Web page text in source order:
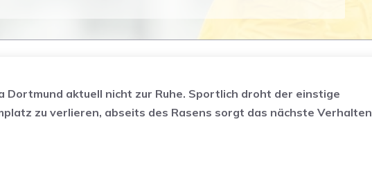
Dortmund aktuell nicht zur Ruhe. Sportlich droht der einstige
zu verlieren, abseits des Rasens sorgt das nächste Verhalten